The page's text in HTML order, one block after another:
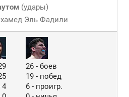
(удары)
Эль Фадили
4
26 - боев
19 - побед
6 - проигр.